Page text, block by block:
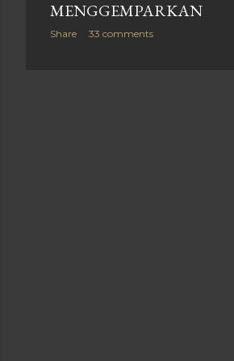
MENGGEMPARKAN
Share 33 comments